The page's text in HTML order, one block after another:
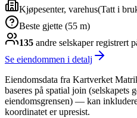
Kjøpesenter, varehus(Tatt i
Beste gjette (55 m)
135 andre selskaperregistrert
Se eiendommen i detalj
Eiendomsdata fra Kartverket
baseres på spatial join (selskapets
eiendomsgrensen) — kan
koordinatet er upresist.